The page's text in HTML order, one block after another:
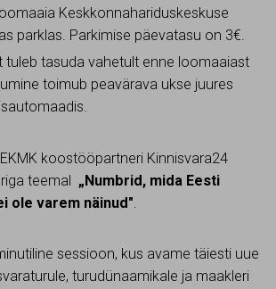
Keskkonnahariduskeskuse
parklas. Parkimise päevatasu on 3€.
tuleb tasuda vahetult enne loomaaiast
toimub peavärava ukse juures
koostööpartneri Kinnisvara24
teemal „Numbrid, mida Eesti
ole varem näinud".
sessioon, kus avame täiesti uue
turudünaamikale ja maakleri